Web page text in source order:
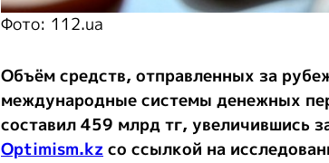
Фото: 112.ua
Объём средств, отправленных за
международные системы денежных
составил 459 млрд тг, увеличившись
Optimism.kzсо ссылкой на